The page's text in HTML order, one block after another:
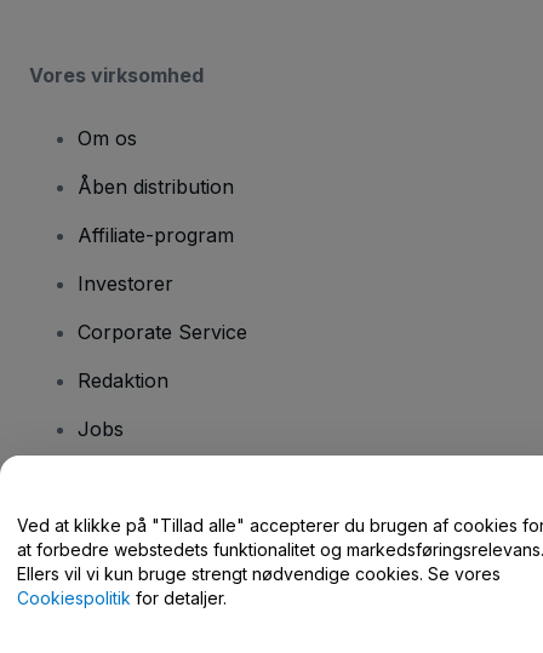
Vores virksomhed
Om os
Åben distribution
Affiliate-program
Investorer
Corporate Service
Redaktion
Jobs
Har du spørgsmål?
Hjælpecenter / Kontakt os
Ved at klikke på "Tillad alle" accepterer du brugen af cookies
at forbedre webstedets funktionalitet og markedsføringsrelevans.
Ellers vil vi kun bruge strengt nødvendige cookies. Se vores
Cookiespolitik for detaljer.